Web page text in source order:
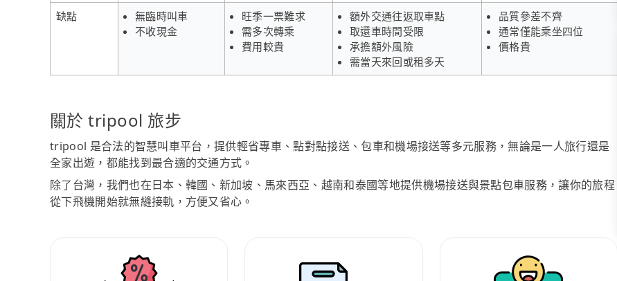
缺點
無臨時叫車
不收現金
旺季一票難求
需多次轉乘
費用較貴
額外交通往返取車點
取還車時間受限
承擔額外風險
需當天來回或租多天
品質參差不齊
通常僅能乘坐四位
價格貴
關於 tripool 旅步
tripool 是合法的智慧叫車平台，提供輕省專車、點對點接送、包車和機場接送等多元服務，無論是一人旅行還是
全家出遊，都能找到最合適的交通方式。
除了台灣，我們也在日本、韓國、新加坡、馬來西亞、越南和泰國等地提供機場接送與景點包車服務，讓你的旅程
從下飛機開始就無縫接軌，方便又省心。